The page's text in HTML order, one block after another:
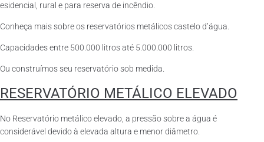
esidencial, rural e para reserva de incêndio.
Conheça mais sobre os reservatórios metálicos castelo d’água.
Capacidades entre 500.000 litros até 5.000.000 litros.
Ou construímos seu reservatório sob medida.
RESERVATÓRIO METÁLICO ELEVADO
No Reservatório metálico elevado, a pressão sobre a água é
considerável devido à elevada altura e menor diâmetro.